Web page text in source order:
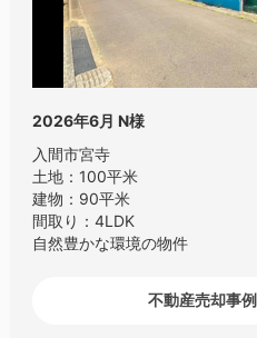
2026年6月 N様
入間市宮寺
土地：100平米
建物：90平米
間取り：4LDK
自然豊かな環境の物件
不動産売却事